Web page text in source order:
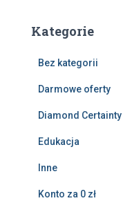
Kategorie
Bez kategorii
Darmowe oferty
Diamond Certainty
Edukacja
Inne
Konto za 0 zł